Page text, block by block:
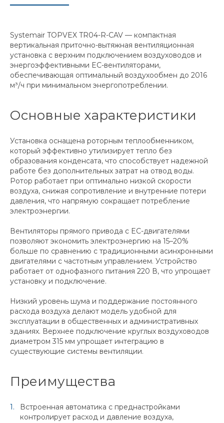
Systemair TOPVEX TR04-R-CAV — компактная
вертикальная приточно-вытяжная вентиляционная
установка с верхним подключением воздуховодов и
энергоэффективными EC-вентиляторами,
обеспечивающая оптимальный воздухообмен до 2016
м³/ч при минимальном энергопотреблении.
Основные характеристики
Установка оснащена роторным теплообменником,
который эффективно утилизирует тепло без
образования конденсата, что способствует надежной
работе без дополнительных затрат на отвод воды.
Ротор работает при оптимально низкой скорости
воздуха, снижая сопротивление и внутренние потери
давления, что напрямую сокращает потребление
электроэнергии.
Вентиляторы прямого привода с EC-двигателями
позволяют экономить электроэнергию на 15–20%
больше по сравнению с традиционными асинхронными
двигателями с частотным управлением. Устройство
работает от однофазного питания 220 В, что упрощает
установку и подключение.
Низкий уровень шума и поддержание постоянного
расхода воздуха делают модель удобной для
эксплуатации в общественных и административных
зданиях. Верхнее подключение круглых воздуховодов
диаметром 315 мм упрощает интеграцию в
существующие системы вентиляции.
Преимущества
Встроенная автоматика с преднастройками
контролирует расход и давление воздуха,